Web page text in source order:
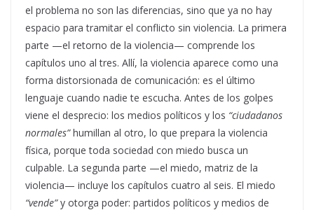
el problema no son las diferencias, sino que ya no hay
espacio para tramitar el conflicto sin violencia. La primera
parte —el retorno de la violencia— comprende los
capítulos uno al tres. Allí, la violencia aparece como una
forma distorsionada de comunicación: es el último
lenguaje cuando nadie te escucha. Antes de los golpes
viene el desprecio: los medios políticos y los “ciudadanos
normales”humillan al otro, lo que prepara la violencia
física, porque toda sociedad con miedo busca un
culpable. La segunda parte —el miedo, matriz de la
violencia— incluye los capítulos cuatro al seis. El miedo
“vende”y otorga poder: partidos políticos y medios de